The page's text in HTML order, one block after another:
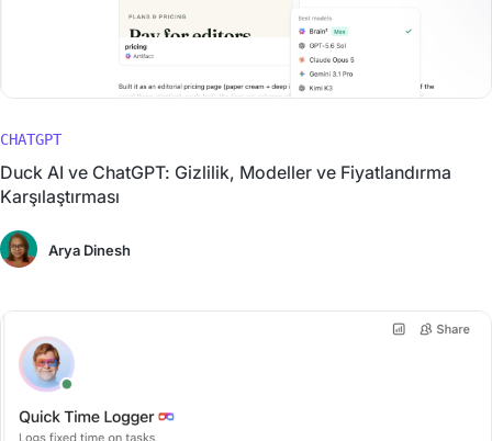
CHATGPT
Duck AI ve ChatGPT: Gizlilik, Modeller ve Fiyatlandırma
Karşılaştırması
Arya Dinesh